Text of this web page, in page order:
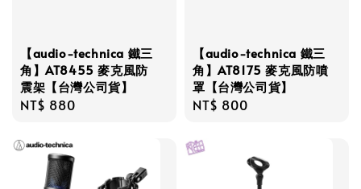
【audio-technica 鐵三
角】AT8455 麥克風防
震架【台灣公司貨】
Regular
NT$ 880
【audio-technica 鐵三
角】AT8175 麥克風防噴
罩【台灣公司貨】
Regular
NT$ 800